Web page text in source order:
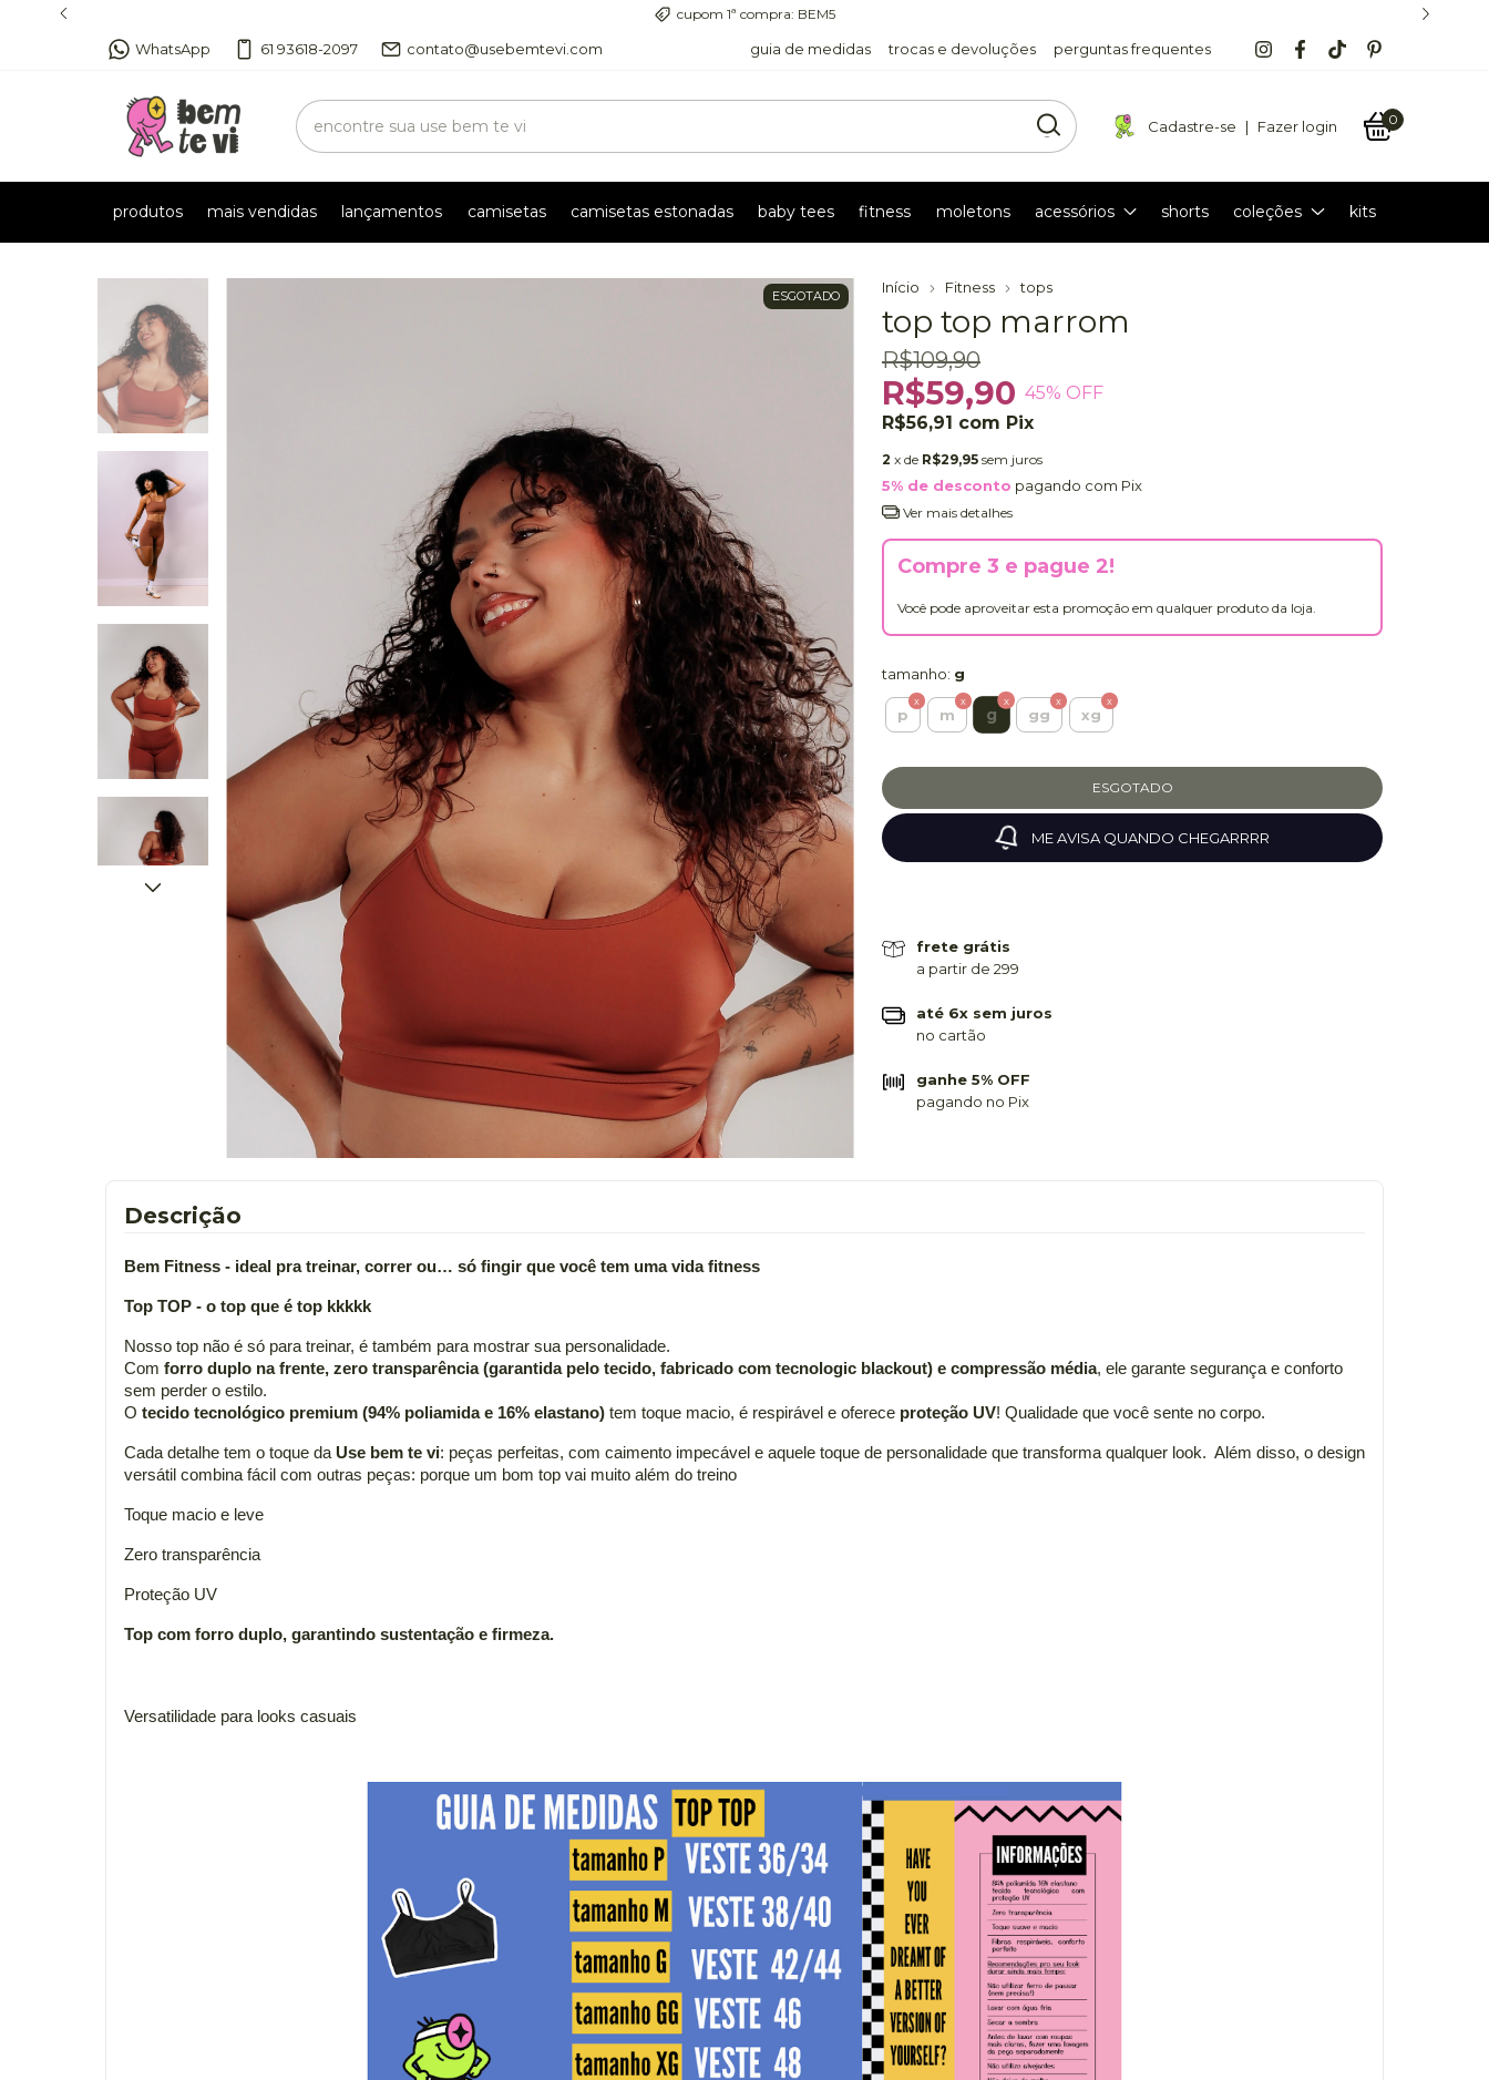
entrega com rastreio pra todo o país
WhatsApp 61 93618-2097 contato@usebemtevi.com guia de medidas trocas e devoluções perguntas frequentes
Cadastre-se | Fazer login 0
produtos mais vendidas lançamentos camisetas camisetas estonadas baby tees fitness moletons acessórios shorts coleções kits
ESGOTADO Início Fitness tops
top top marrom
R$109,90
R$59,90 45% OFF
R$56,91 com Pix
2 x de R$29,95 sem juros
5% de desconto pagando com Pix
Ver mais detalhes
Compre 3 e pague 2!
Você pode aproveitar esta promoção em qualquer produto da loja.
tamanho: g
p m g gg xg
ME AVISA QUANDO CHEGARRRR
frete grátis
a partir de 299
até 6x sem juros
no cartão
ganhe 5% OFF
pagando no Pix
Descrição
Bem Fitness - ideal pra treinar, correr ou… só fingir que você tem uma vida fitness
Top TOP - o top que é top kkkkk
Nosso top não é só para treinar, é também para mostrar sua personalidade.
Com forro duplo na frente, zero transparência (garantida pelo tecido, fabricado com tecnologic blackout) e compressão média, ele garante segurança e conforto
sem perder o estilo.
O tecido tecnológico premium (94% poliamida e 16% elastano) tem toque macio, é respirável e oferece proteção UV! Qualidade que você sente no corpo.
Cada detalhe tem o toque da Use bem te vi: peças perfeitas, com caimento impecável e aquele toque de personalidade que transforma qualquer look. Além disso, o design
versátil combina fácil com outras peças: porque um bom top vai muito além do treino
Toque macio e leve
Zero transparência
Proteção UV
Top com forro duplo, garantindo sustentação e firmeza.
Versatilidade para looks casuais